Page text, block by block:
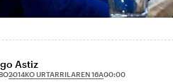
Astiz
2014KO URTARRILAREN 16A00:00